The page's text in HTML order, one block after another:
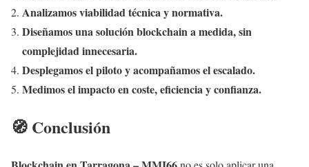
Analizamos viabilidad técnica y normativa.
Diseñamos una solución blockchain a medida, sin
complejidad innecesaria.
Desplegamos el piloto y acompañamos el escalado.
Medimos el impacto en coste, eficiencia y confianza.
🧭 Conclusión